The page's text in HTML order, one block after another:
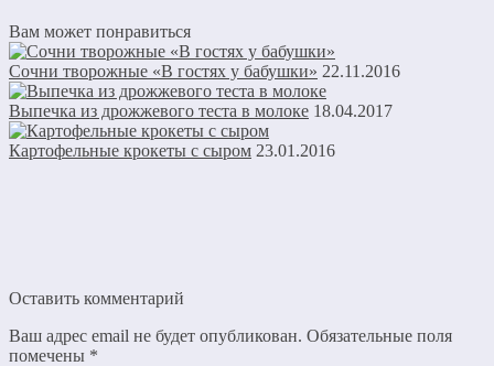
Вам может понравиться
Сочни творожные «В гостях у бабушки» 22.11.2016
Выпечка из дрожжевого теста в молоке 18.04.2017
Картофельные крокеты с сыром 23.01.2016
Оставить комментарий
Ваш адрес email не будет опубликован. Обязательные поля
помечены *